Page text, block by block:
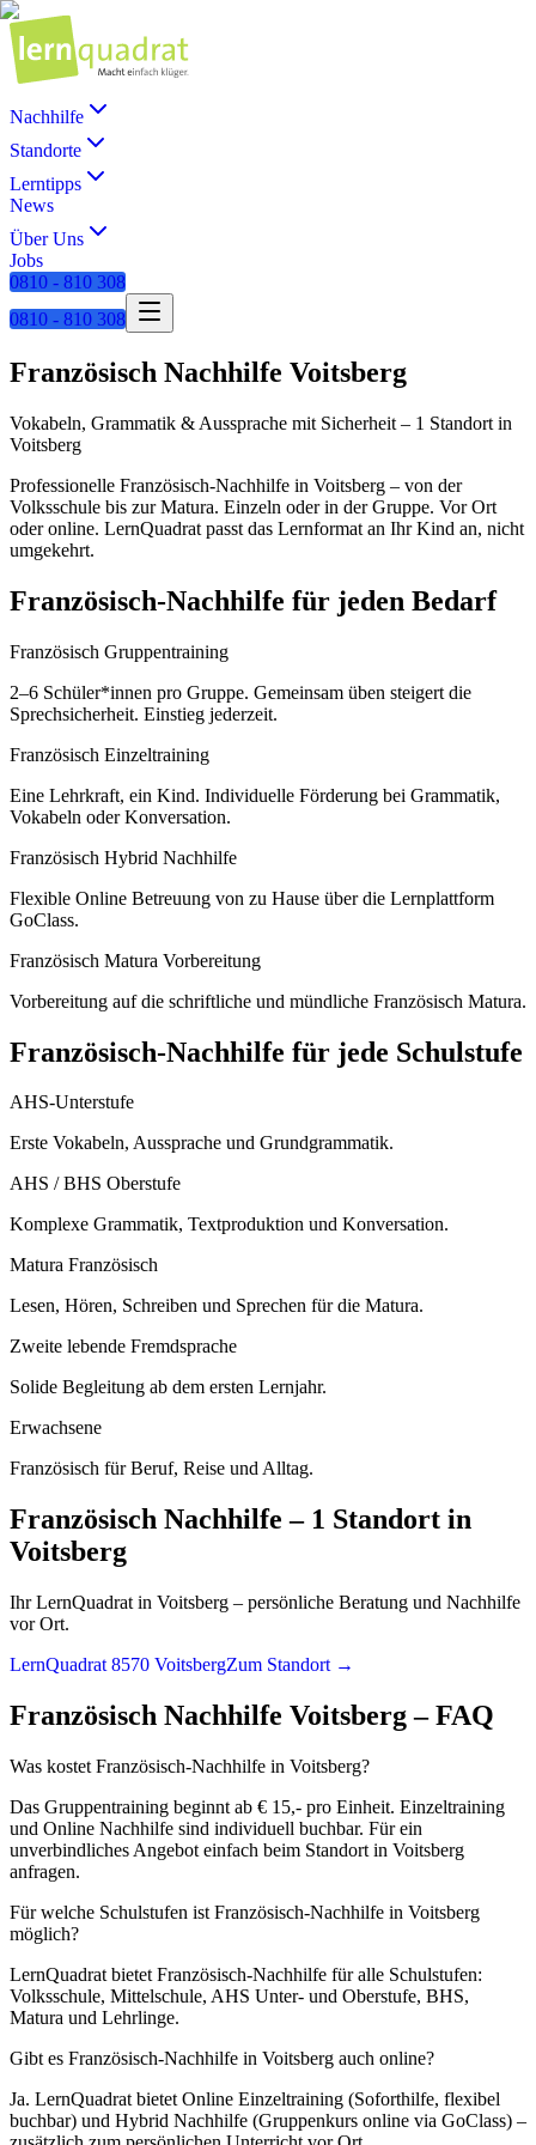
Nachhilfe
Standorte
Lerntipps
News
Über Uns
Jobs
0810 - 810 308
0810 - 810 308
Französisch Nachhilfe Voitsberg
Vokabeln, Grammatik & Aussprache mit Sicherheit – 1 Standort in
Voitsberg
Professionelle Französisch-Nachhilfe in Voitsberg – von der
Volksschule bis zur Matura. Einzeln oder in der Gruppe. Vor Ort
oder online. LernQuadrat passt das Lernformat an Ihr Kind an, nicht
umgekehrt.
Französisch-Nachhilfe für jeden Bedarf
Französisch Gruppentraining
2–6 Schüler*innen pro Gruppe. Gemeinsam üben steigert die
Sprechsicherheit. Einstieg jederzeit.
Französisch Einzeltraining
Eine Lehrkraft, ein Kind. Individuelle Förderung bei Grammatik,
Vokabeln oder Konversation.
Französisch Hybrid Nachhilfe
Flexible Online Betreuung von zu Hause über die Lernplattform
GoClass.
Französisch Matura Vorbereitung
Vorbereitung auf die schriftliche und mündliche Französisch Matura.
Französisch-Nachhilfe für jede Schulstufe
AHS-Unterstufe
Erste Vokabeln, Aussprache und Grundgrammatik.
AHS / BHS Oberstufe
Komplexe Grammatik, Textproduktion und Konversation.
Matura Französisch
Lesen, Hören, Schreiben und Sprechen für die Matura.
Zweite lebende Fremdsprache
Solide Begleitung ab dem ersten Lernjahr.
Erwachsene
Französisch für Beruf, Reise und Alltag.
Französisch Nachhilfe – 1 Standort in
Voitsberg
Ihr LernQuadrat in Voitsberg – persönliche Beratung und Nachhilfe
vor Ort.
LernQuadrat 8570 VoitsbergZum Standort →
Französisch Nachhilfe Voitsberg– FAQ
Was kostet Französisch-Nachhilfe in Voitsberg?
Das Gruppentraining beginnt ab € 15,- pro Einheit. Einzeltraining
und Online Nachhilfe sind individuell buchbar. Für ein
unverbindliches Angebot einfach beim Standort in Voitsberg
anfragen.
Für welche Schulstufen ist Französisch-Nachhilfe in Voitsberg
möglich?
LernQuadrat bietet Französisch-Nachhilfe für alle Schulstufen:
Volksschule, Mittelschule, AHS Unter- und Oberstufe, BHS,
Matura und Lehrlinge.
Gibt es Französisch-Nachhilfe in Voitsberg auch online?
Ja. LernQuadrat bietet Online Einzeltraining (Soforthilfe, flexibel
buchbar) und Hybrid Nachhilfe (Gruppenkurs online via GoClass) –